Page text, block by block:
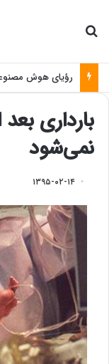
رؤیای هوش
بارداری
نمی‌شود
۱۳۹۵-۰۲-۱۴